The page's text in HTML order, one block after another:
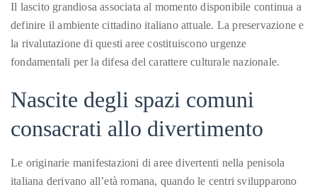
out
the
best
destinations
the
very
those
destinations
Il lascito grandiosa associata al momento disponibile continua a
definire il ambiente cittadino italiano attuale. La preservazione e
la rivalutazione di questi aree costituiscono urgenze
fondamentali per la difesa del carattere culturale nazionale.
Nascite degli spazi comuni
consacrati allo divertimento
Le originarie manifestazioni di aree divertenti nella penisola
italiana derivano all’età romana, quando le centri svilupparono